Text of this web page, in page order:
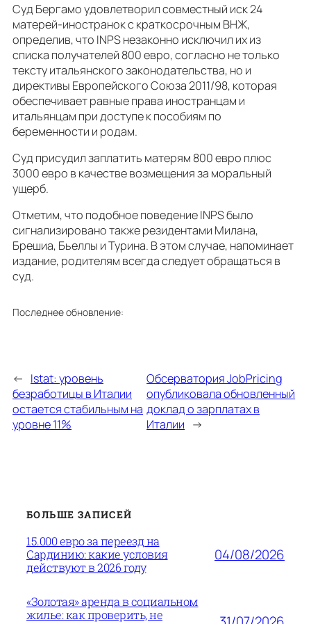
Суд Бергамо удовлетворил совместный иск 24
матерей-иностранок с краткосрочным ВНЖ,
определив, что INPS незаконно исключил их из
списка получателей 800 евро, согласно не только
тексту итальянского законодательства, но и
директивы Европейского Союза 2011/98, которая
обеспечивает равные права иностранцам и
итальянцам при доступе к пособиям по
беременности и родам.
Суд присудил заплатить матерям 800 евро плюс
3000 евро в качестве возмещения за моральный
ущерб.
Отметим, что подобное поведение INPS было
сигнализировано также резидентами Милана,
Брешиа, Бьеллы и Турина. В этом случае, напоминает
издание, родителям всегда следует обращаться в
суд.
Последнее обновление:
← Istat: уровень
безработицы в Италии
остается стабильным на
уровне 11%
Обсерватория JobPricing
опубликовала обновленный
доклад о зарплатах в
Италии →
БОЛЬШЕ ЗАПИСЕЙ
15.000 евро за переезд на
Сардинию: какие условия
действуют в 2026 году
04/08/2026
«Золотая» аренда в социальном
жилье: как проверить, не